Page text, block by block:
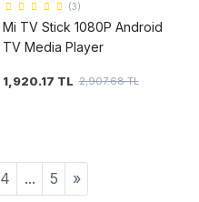
(3)
Mi TV Stick 1080P Android
TV Media Player
1,920.17 TL 2,907.68 TL
4 ... 5 »